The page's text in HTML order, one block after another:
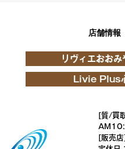
店舗情報
リヴィエおお
Livie Plus
[質/買
[販売